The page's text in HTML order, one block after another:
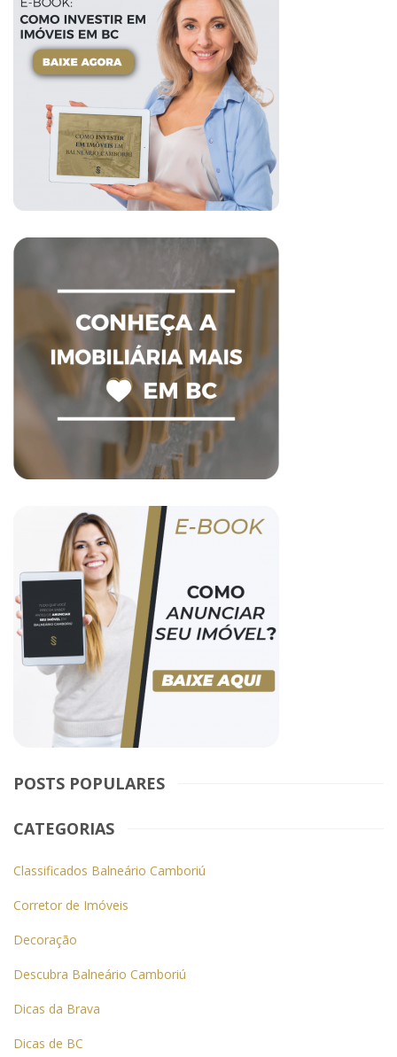
POSTS POPULARES
CATEGORIAS
Classificados Balneário Camboriú
Corretor de Imóveis
Decoração
Descubra Balneário Camboriú
Dicas da Brava
Dicas de BC